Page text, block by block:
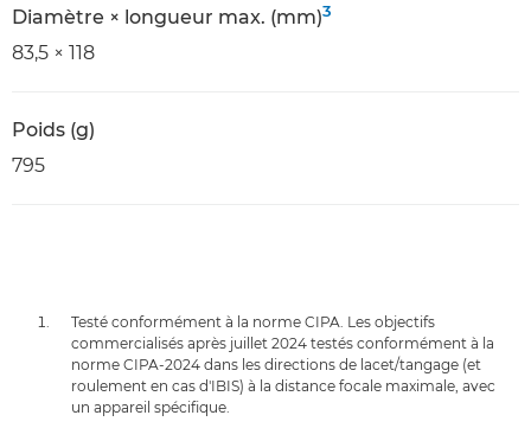
Diamètre × longueur max. (mm)3
83,5 × 118
Poids (g)
795
Testé conformément à la norme CIPA. Les objectifs
commercialisés après juillet 2024 testés conformément à la
norme CIPA-2024 dans les directions de lacet/tangage (et
roulement en cas d'IBIS) à la distance focale maximale, avec
un appareil spécifique.